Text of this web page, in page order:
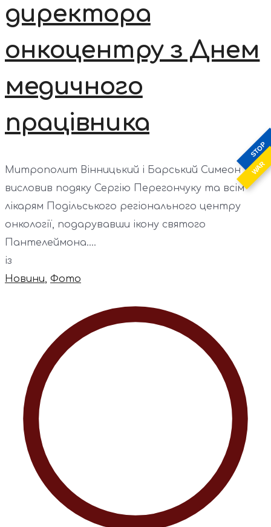
STOP
WAR
директора
онкоцентру з Днем
медичного
працівника
Митрополит Вінницький і Барський Симеон
висловив подяку Сергію Перегончуку та всім
лікарям Подільського регіонального центру
онкології, подарувавши ікону святого
Пантелеймона....
із
Новини, Фото